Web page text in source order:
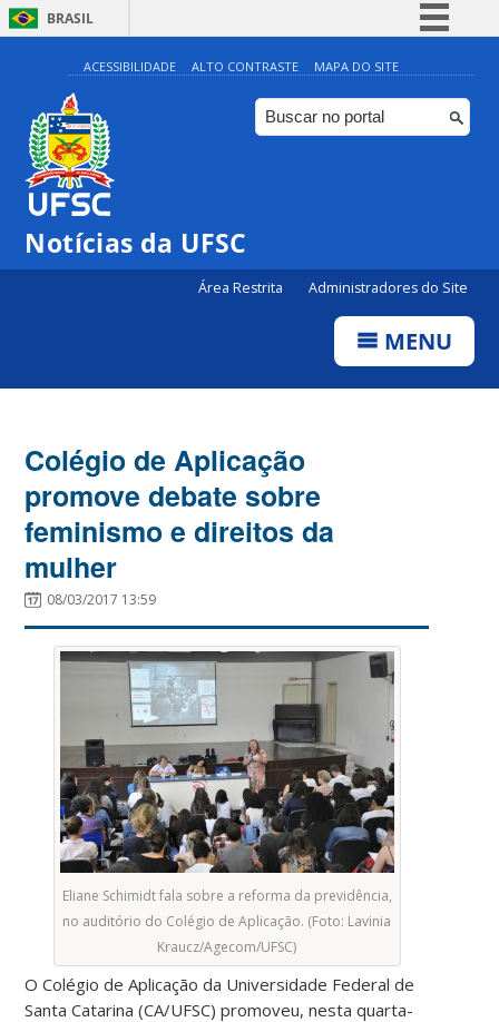
BRASIL
Simplifique!
Comunica BR
Participe
ACESSIBILIDADE ALTO CONTRASTE MAPA DO SITE
Notícias da UFSC
Área Restrita Administradores do Site
MENU
Colégio de Aplicação
promove debate sobre
feminismo e direitos da
mulher
08/03/2017 13:59
Eliane Schimidt fala sobre a reforma da previdência,
no auditório do Colégio de Aplicação. (Foto: Lavinia
Kraucz/Agecom/UFSC)
O Colégio de Aplicação da Universidade Federal de
Santa Catarina (CA/UFSC) promoveu, nesta quarta-